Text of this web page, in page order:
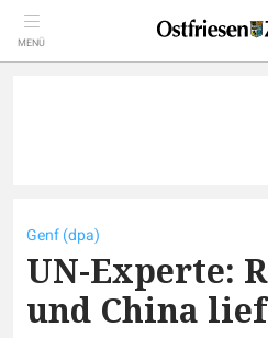
MENÜ
Genf (dpa)
UN-Experte:
und China